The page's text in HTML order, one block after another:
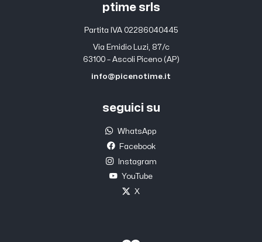
ptime srls
Partita IVA 02286040445
Via Emidio Luzi, 87/c
63100 – Ascoli Piceno (AP)
info@picenotime.it
seguici su
WhatsApp
Facebook
Instagram
YouTube
X